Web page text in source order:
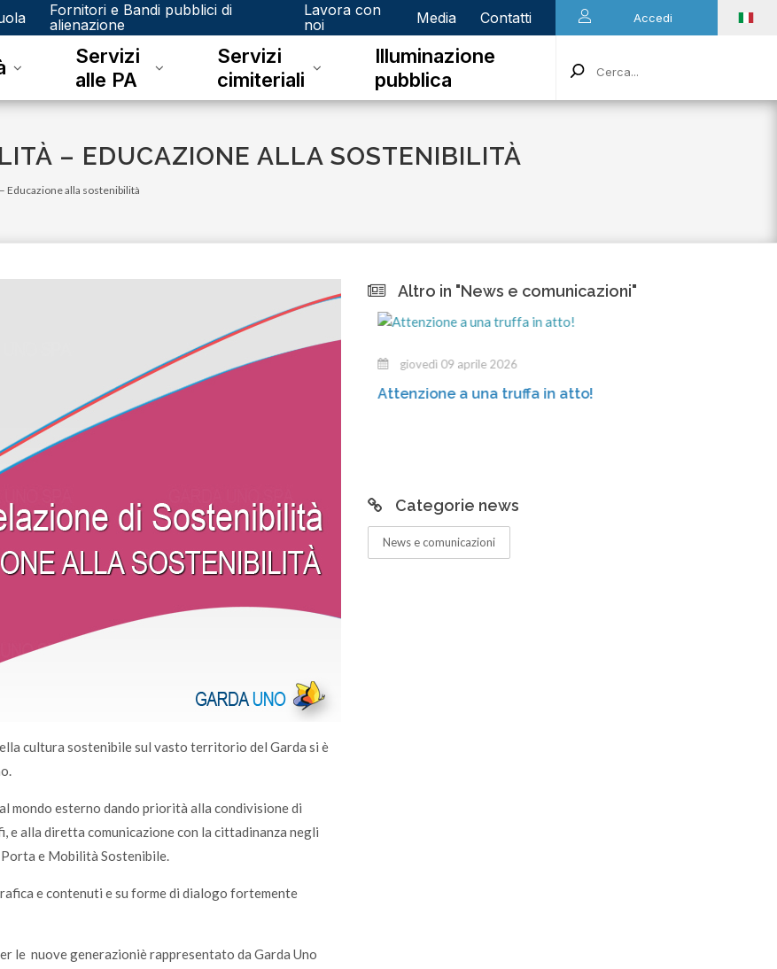
Fornitori e Bandi pubblici di
alienazione
Lavora con
noi
Media Contatti Accedi
Servizi
alle PA
Servizi
cimiteriali
Illuminazione
pubblica
– EDUCAZIONE ALLA SOSTENIBILITÀ
Educazione alla sostenibilità
cultura sostenibile sul vasto territorio del Garda si è
mondo esterno dando priorità alla condivisione di
e alla diretta comunicazione con la cittadinanza negli
e Mobilità Sostenibile.
e contenuti e su forme di dialogo fortemente
le nuove generazioniè rappresentato da Garda Uno
Altro in "News e comunicazioni"
lunedì 08 giugno 2026
Centro di Raccolta di Desenzano - via Giotto:
chiusura per lavori
giovedì 09 aprile 2026
Attenzione a una truffa in atto!
Categorie news
News e comunicazioni